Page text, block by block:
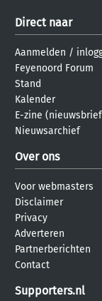
Direct naar
Aanmelden /
Feyenoord Forum
Stand
Kalender
E-zine
Nieuwsarchief
Over ons
Voor webmasters
Disclaimer
Privacy
Adverteren
Partnerberichten
Contact
Supporters.nl